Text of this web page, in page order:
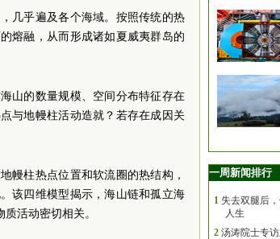
几乎遍及各个海域。按照传统的热
熔融，从而形成诸如夏威夷群岛的
山的数量规模、空间分布特征存在
与地幔柱活动造就？若存在成因关
幔柱热点位置和软流圈的热结构，
该四维模型揭示，海山链和孤立海
活动密切相关。
一周新闻排行
1 失去双腿后
人生
2 汤涛院士专